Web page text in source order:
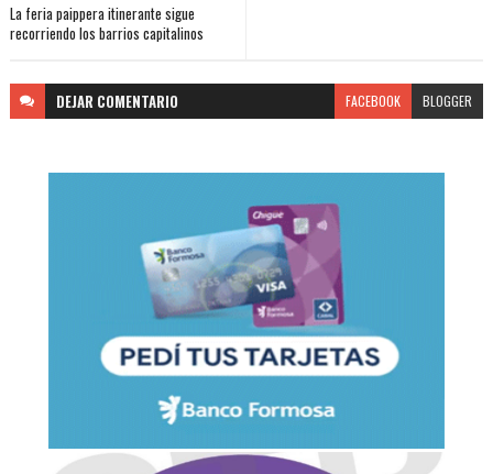
La feria paippera itinerante sigue
recorriendo los barrios capitalinos
DEJAR COMENTARIO FACEBOOK BLOGGER